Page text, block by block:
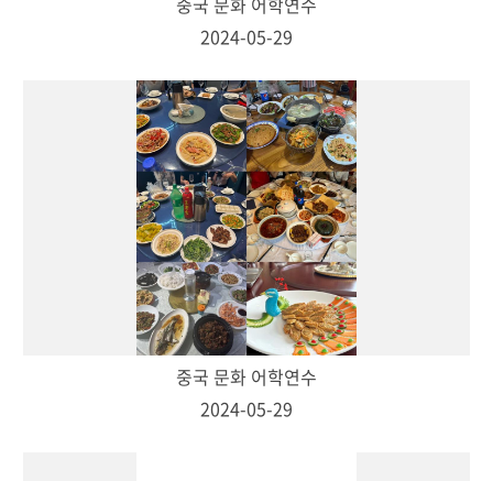
2024-05-29
중국 문화 어학연수
2024-05-29